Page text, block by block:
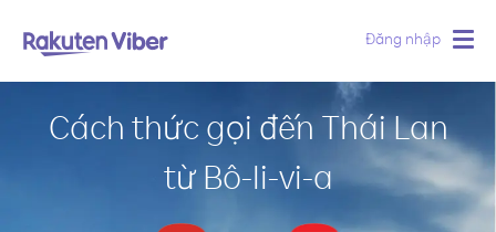
Đăng nhập
Cách thức gọi đến Thái Lan
từ Bô-li-vi-a